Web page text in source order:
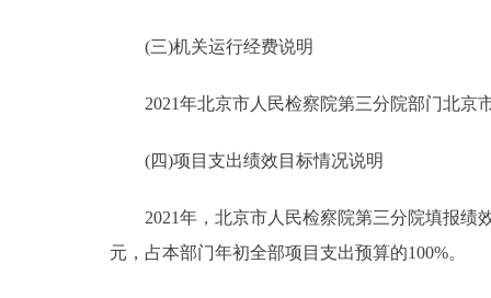
(三)机关运行经费说明
2021年北京市人民检察院第三分院部门北京市
(四)项目支出绩效目标情况说明
2021年，北京市人民检察院第三分院填报绩效
元，占本部门年初全部项目支出预算的100%。